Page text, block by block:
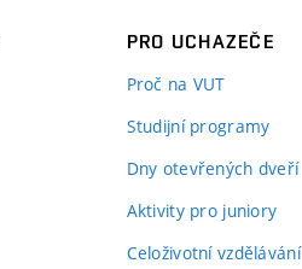
PRO UCHAZEČE
Proč na VUT
Studijní programy
Dny otevřených dveří
Aktivity pro juniory
Celoživotní vzdělávání